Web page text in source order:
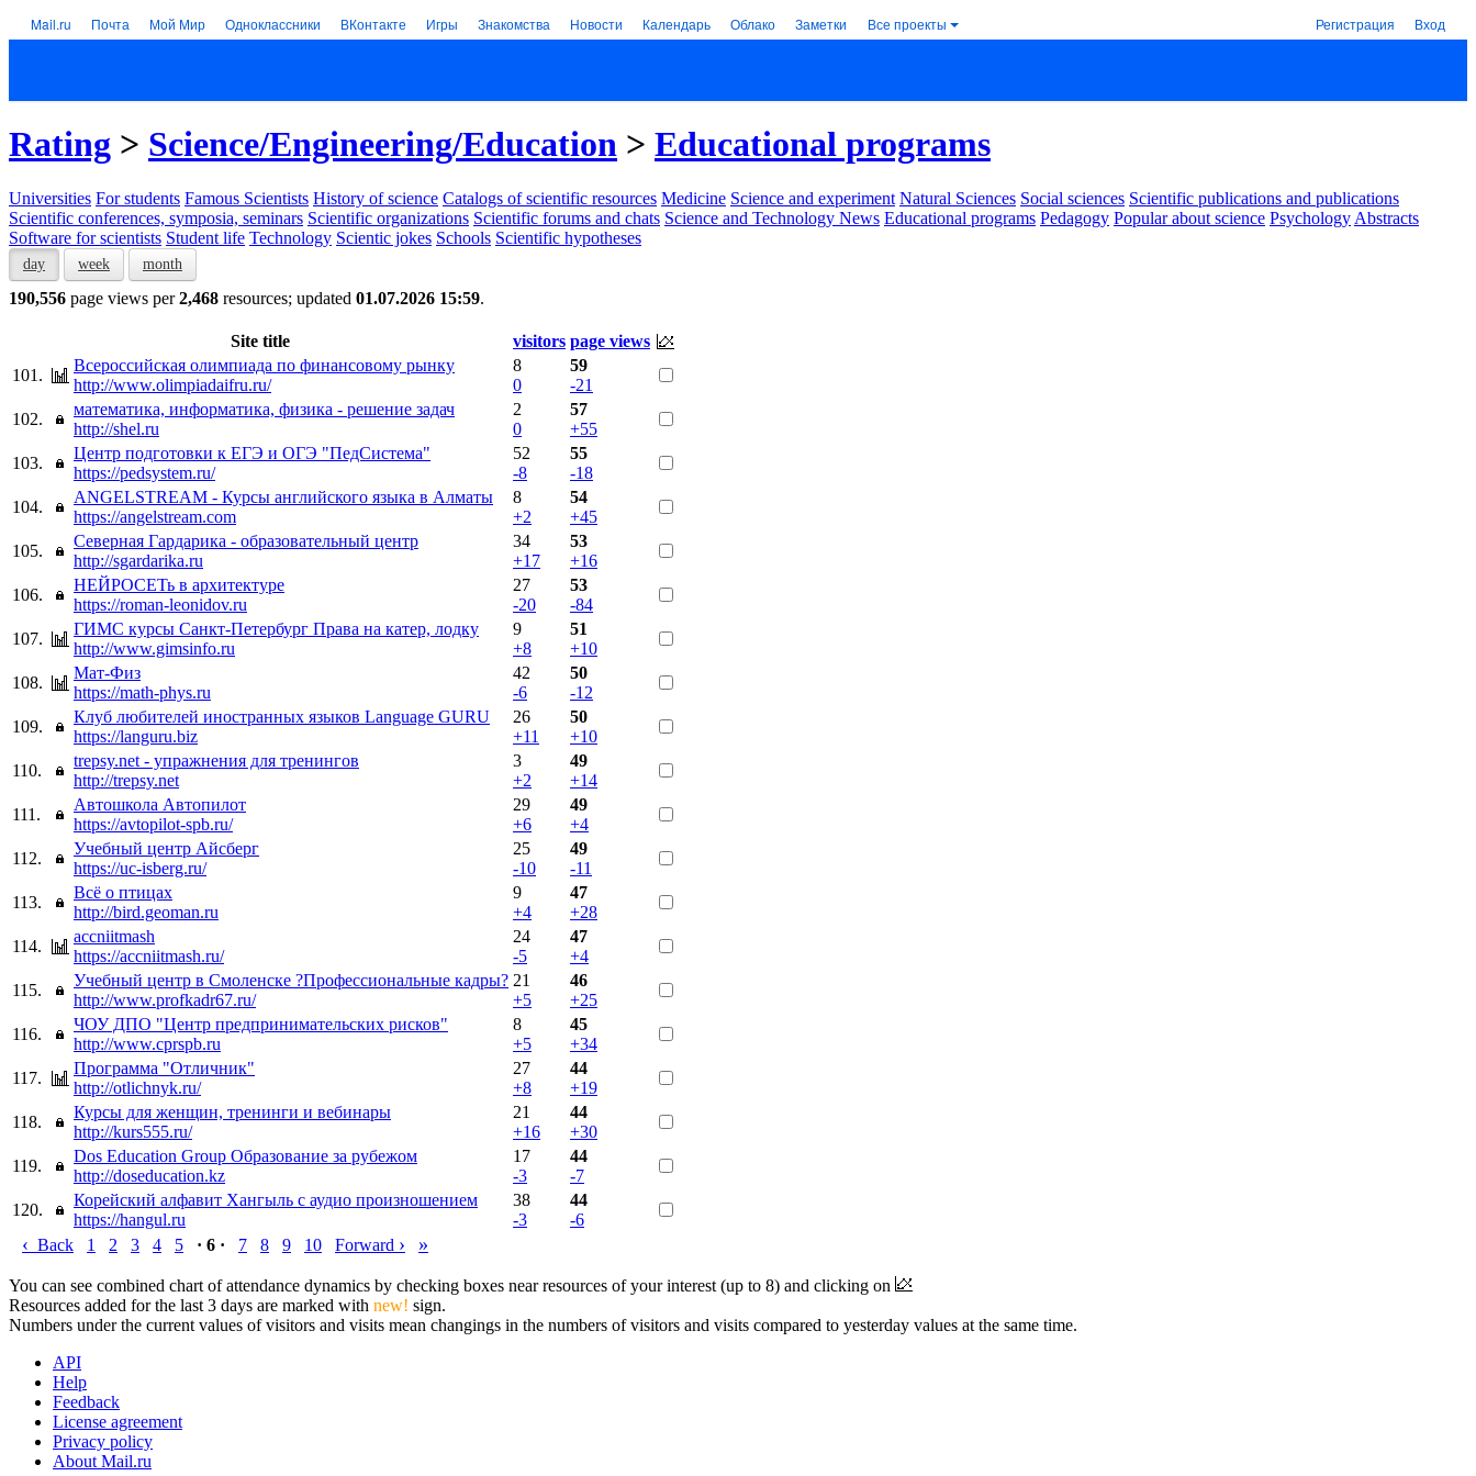
Mail.ru Почта Мой Мир Одноклассники ВКонтакте Игры Знакомства Новости Календарь Облако Заметки Все проекты Регистрация Вход
Rating > Science/Engineering/Education > Educational programs
Universities For students Famous Scientists History of science Catalogs of scientific resources Medicine Science and experiment Natural Sciences Social sciences Scientific publications and publications
Scientific conferences, symposia, seminars Scientific organizations Scientific forums and chats Science and Technology News Educational programs Pedagogy Popular about science Psychology Abstracts
Software for scientists Student life Technology Scientic jokes Schools Scientific hypotheses
day week month
190,556 page views per2,468 resources; updated 01.07.2026 15:59.
Site title visitors page views
101.
Всероссийская олимпиада по финансовому рынку
http://www.olimpiadaifru.ru/
8
0
59
-21
102.
математика, информатика, физика - решение задач
http://shel.ru
2
0
57
+55
103.
Центр подготовки к ЕГЭ и ОГЭ "ПедСистема"
https://pedsystem.ru/
52
-8
55
-18
104.
ANGELSTREAM - Курсы английского языка в Алматы
https://angelstream.com
8
+2
54
+45
105.
Северная Гардарика - образовательный центр
http://sgardarika.ru
34
+17
53
+16
106.
НЕЙРОСЕТь в архитектуре
https://roman-leonidov.ru
27
-20
53
-84
107.
ГИМС курсы Санкт-Петербург Права на катер, лодку
http://www.gimsinfo.ru
9
+8
51
+10
108.
Мат-Физ
https://math-phys.ru
42
-6
50
-12
109.
Клуб любителей иностранных языков Language GURU
https://languru.biz
26
+11
50
+10
110.
trepsy.net - упражнения для тренингов
http://trepsy.net
3
+2
49
+14
111.
Автошкола Автопилот
https://avtopilot-spb.ru/
29
+6
49
+4
112.
Учебный центр Айсберг
https://uc-isberg.ru/
25
-10
49
-11
113.
Всё о птицах
http://bird.geoman.ru
9
+4
47
+28
114.
accniitmash
https://accniitmash.ru/
24
-5
47
+4
115.
Учебный центр в Смоленске ?Профессиональные кадры?
http://www.profkadr67.ru/
21
+5
46
+25
116.
ЧОУ ДПО "Центр предпринимательских рисков"
http://www.cprspb.ru
8
+5
45
+34
117.
Программа "Отличник"
http://otlichnyk.ru/
27
+8
44
+19
118.
Курсы для женщин, тренинги и вебинары
http://kurs555.ru/
21
+16
44
+30
119.
Dos Education Group Образование за рубежом
http://doseducation.kz
17
-3
44
-7
120.
Корейский алфавит Хангыль c аудио произношением
https://hangul.ru
38
-3
44
-6
‹ Back 1 2 3 4 5 · 6 · 7 8 9 10 Forward › »
You can see combined chart of attendance dynamics by checking boxes near resources of your interest (up to 8) and clicking on
Resources added for the last 3 days are marked with new! sign.
Numbers under the current values of visitors and visits mean changings in the numbers of visitors and visits compared to yesterday values at the same time.
API
Help
Feedback
License agreement
Privacy policy
About Mail.ru